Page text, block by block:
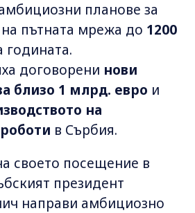
планове за
пътната мрежа до 1200
годината.
договорени нови
близо 1 млрд. евро и
на
в Сърбия.
своето посещение в
президент
направи амбициозно